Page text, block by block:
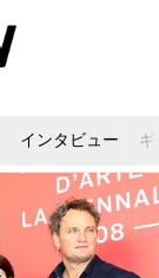
インタビュー